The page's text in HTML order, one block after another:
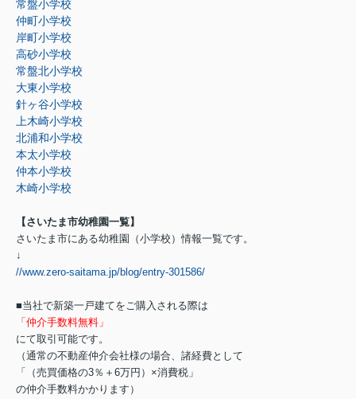
常盤小学校
仲町小学校
岸町小学校
高砂小学校
常盤北小学校
大東小学校
針ヶ谷小学校
上木崎小学校
北浦和小学校
本太小学校
仲本小学校
木崎小学校
【さいたま市幼稚園一覧】
さいたま市にある幼稚園（小学校）情報一覧です。
↓
//www.zero-saitama.jp/blog/entry-301586/
■当社で新築一戸建てをご購入される際は
「仲介手数料無料」
にて取引可能です。
（通常の不動産仲介会社様の場合、諸経費として
「（売買価格の3％＋6万円）×消費税」
の仲介手数料かかります）